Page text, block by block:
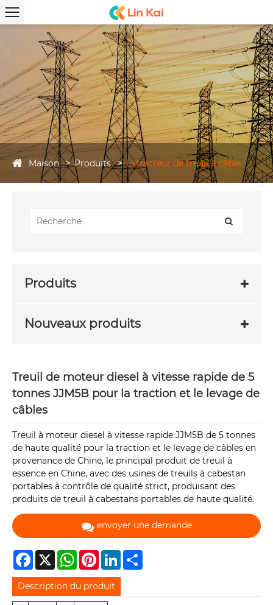
Maison Produits Extracteur de treuil à câble
Produits
Nouveaux produits
Treuil de moteur diesel à vitesse rapide de 5
tonnes JJM5B pour la traction et le levage de
câbles
Treuil à moteur diesel à vitesse rapide JJM5B de 5 tonnes
de haute qualité pour la traction et le levage de câbles en
provenance de Chine, le principal produit de treuil à
essence en Chine, avec des usines de treuils à cabestan
portables à contrôle de qualité strict, produisant des
produits de treuil à cabestans portables de haute qualité.
envoyer une demande
Facebook
X WhatsAppPinterestLinkedIn
Description du produit